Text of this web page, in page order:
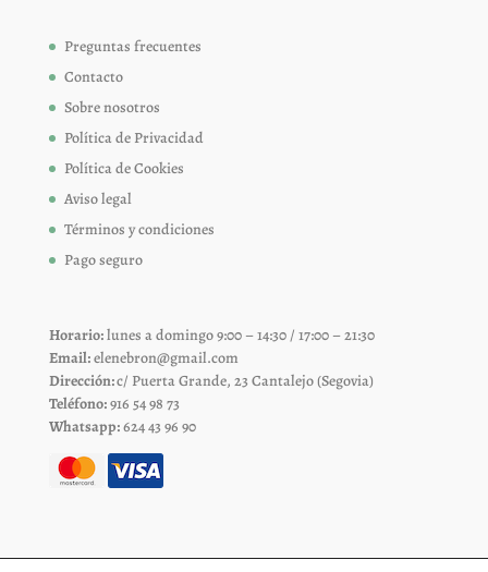
Preguntas frecuentes
Contacto
Sobre nosotros
Política de Privacidad
Política de Cookies
Aviso legal
Términos y condiciones
Pago seguro
Horario:lunes a domingo 9:00 – 14:30 / 17:00 – 21:30
Email:elenebron@gmail.com
Dirección:c/ Puerta Grande, 23 Cantalejo (Segovia)
Teléfono:916 54 98 73
Whatsapp:624 43 96 90